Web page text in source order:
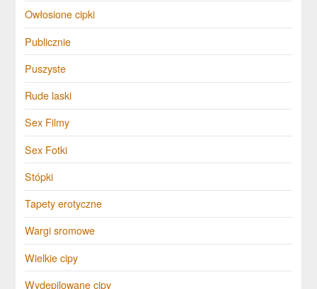
Owłosione cipki
Publicznie
Puszyste
Rude laski
Sex Filmy
Sex Fotki
Stópki
Tapety erotyczne
Wargi sromowe
Wielkie cipy
Wydepilowane cipy